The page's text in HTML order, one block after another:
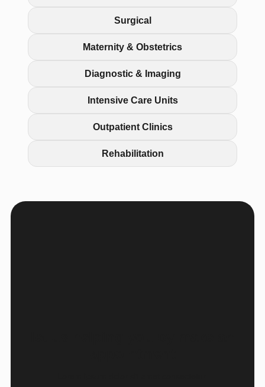
Surgical
Maternity & Obstetrics
Diagnostic & Imaging
Intensive Care Units
Outpatient Clinics
Rehabilitation